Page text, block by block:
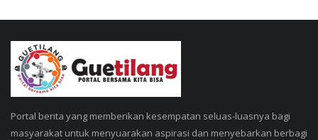
Portal berita yang memberikan kesempatan seluas-luasnya bagi
masyarakat untuk menyuarakan aspirasi dan menyebarkan berbagi